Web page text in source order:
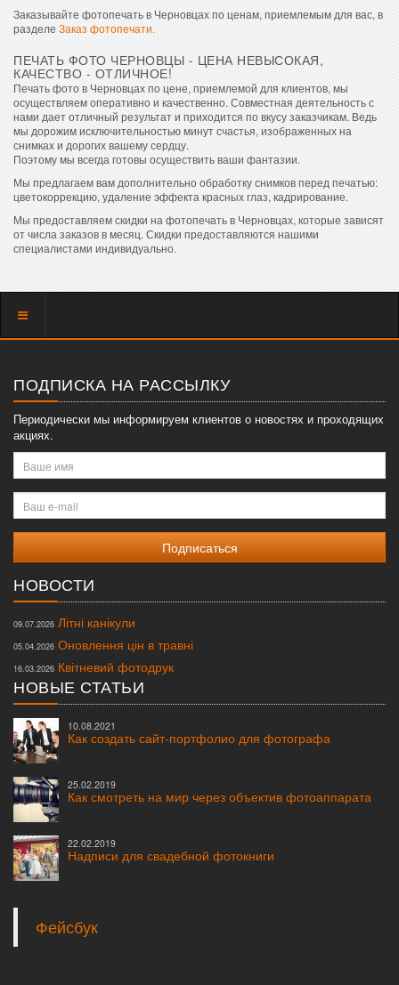
Заказывайте фотопечать в Черновцах по ценам, приемлемым для вас, в
разделе Заказ фотопечати.
ПЕЧАТЬ ФОТО ЧЕРНОВЦЫ - ЦЕНА НЕВЫСОКАЯ,
КАЧЕСТВО - ОТЛИЧНОЕ!
Печать фото в Черновцах по цене, приемлемой для клиентов, мы
осуществляем оперативно и качественно. Совместная деятельность с
нами дает отличный результат и приходится по вкусу заказчикам. Ведь
мы дорожим исключительностью минут счастья, изображенных на
снимках и дорогих вашему сердцу.
Поэтому мы всегда готовы осуществить ваши фантазии.
Мы предлагаем вам дополнительно обработку снимков перед печатью:
цветокоррекцию, удаление эффекта красных глаз, кадрирование.
Мы предоставляем скидки на фотопечать в Черновцах, которые зависят
от числа заказов в месяц. Скидки предоставляются нашими
специалистами индивидуально.
Показать
ПОДПИСКА НА РАССЫЛКУ
Периодически мы информируем клиентов о новостях и проходящих
акциях.
Ваше
имя
Ваш
e-
mail
НОВОСТИ
09.07.2026 Літні канікули
05.04.2026 Оновлення цін в травні
16.03.2026 Квітневий фотодрук
НОВЫЕ СТАТЬИ
10.08.2021
Как создать сайт-портфолио для фотографа
25.02.2019
Как смотреть на мир через объектив фотоаппарата
22.02.2019
Надписи для свадебной фотокниги
Фейсбук